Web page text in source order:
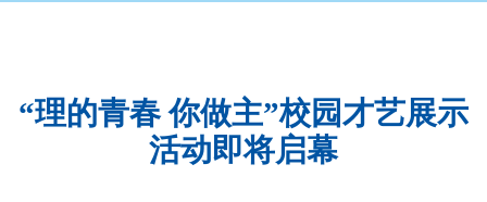
“理的青春 你做主”校园才艺展示
活动即将启幕